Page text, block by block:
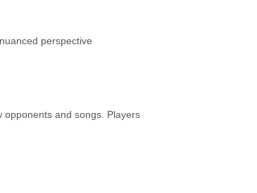
perspective
and songs. Players